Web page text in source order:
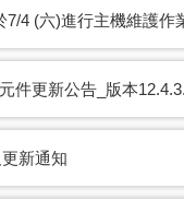
7/4 (六)進行主機維護作
件更新公告_版本
新通知